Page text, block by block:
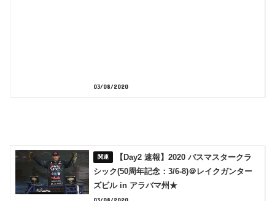
03/08/2020
【Day2 速報】2020 バスマスタークラ
シック(50周年記念：3/6-8)＠レイクガンター
ズビル in アラバマ州★